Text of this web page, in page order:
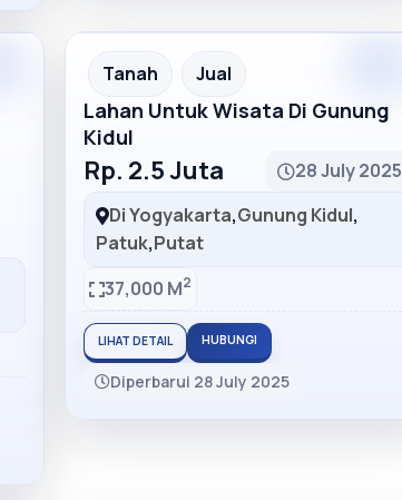
Recommended
Tanah Jual
Lahan Untuk Wisata Di Gunung
Kidul
Rp. 2.5 Juta
28 July 2025
Di Yogyakarta,Gunung Kidul,
Patuk,Putat
37,000 M2
LIHAT DETAIL HUBUNGI
Diperbarui 28 July 2025